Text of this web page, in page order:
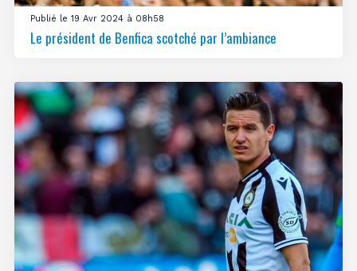
Publié le 19 Avr 2024 à 08h58
Le président de Benfica scotché par l’ambiance